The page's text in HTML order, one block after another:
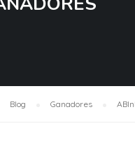
Blog Ganadores